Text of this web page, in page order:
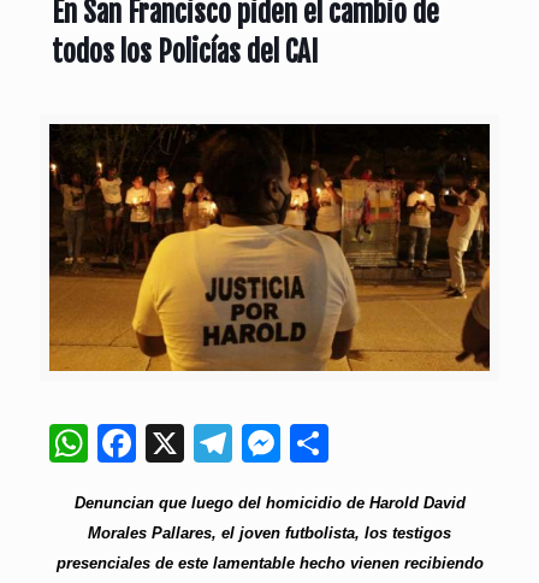
En San Francisco piden el cambio de
todos los Policías del CAI
WhatsApp
Facebook
X Telegram
Messenger
Denuncian que luego del homicidio de Harold David
Morales Pallares, el joven futbolista, los testigos
presenciales de este lamentable hecho vienen recibiendo